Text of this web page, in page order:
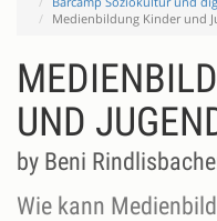
Medienbildung Kinder und
UND
by Beni
Wie kann